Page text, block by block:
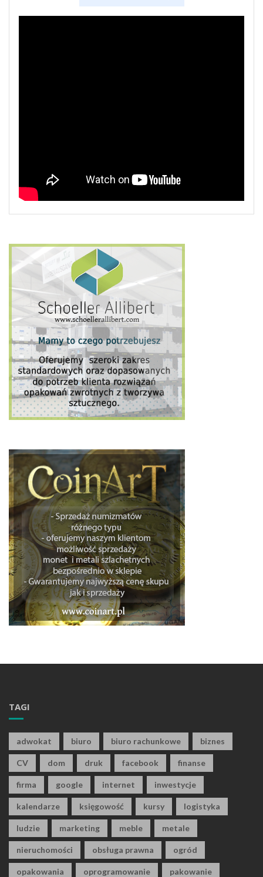
TAGI
adwokat biuro biuro rachunkowe biznes
CV dom druk facebook finanse
firma google internet inwestycje
kalendarze księgowość kursy logistyka
ludzie marketing meble metale
nieruchomości obsługa prawna ogród
opakowania oprogramowanie pakowanie